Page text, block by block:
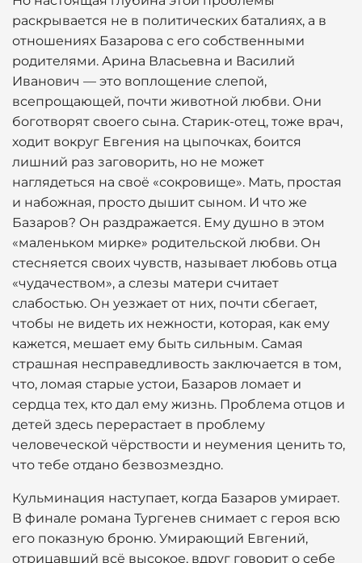
раскрывается не в политических баталиях, а в
отношениях Базарова с его собственными
родителями. Арина Власьевна и Василий
Иванович — это воплощение слепой,
всепрощающей, почти животной любви. Они
боготворят своего сына. Старик-отец, тоже врач,
ходит вокруг Евгения на цыпочках, боится
лишний раз заговорить, но не может
наглядеться на своё «сокровище». Мать, простая
и набожная, просто дышит сыном. И что же
Базаров? Он раздражается. Ему душно в этом
«маленьком мирке» родительской любви. Он
стесняется своих чувств, называет любовь отца
«чудачеством», а слезы матери считает
слабостью. Он уезжает от них, почти сбегает,
чтобы не видеть их нежности, которая, как ему
кажется, мешает ему быть сильным. Самая
страшная несправедливость заключается в том,
что, ломая старые устои, Базаров ломает и
сердца тех, кто дал ему жизнь. Проблема отцов и
детей здесь перерастает в проблему
человеческой чёрствости и неумения ценить то,
что тебе отдано безвозмездно.
Кульминация наступает, когда Базаров умирает.
В финале романа Тургенев снимает с героя всю
его показную броню. Умирающий Евгений,
отрицавший всё высокое, вдруг говорит о себе